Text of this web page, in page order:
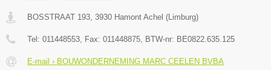
BOSSTRAAT 193 3930 Hamont Achel ( Limburg)
Tel: 011448553 , Fax: 011448875 , BTW-nr: BE0822.635.125
E-mail › BOUWONDERNEMING MARC CEELEN BVBA